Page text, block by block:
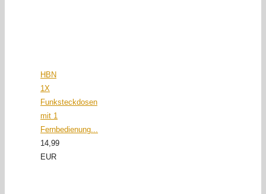
HBN
1X
Funksteckdosen
mit 1
Fernbedienung...
14,99
EUR